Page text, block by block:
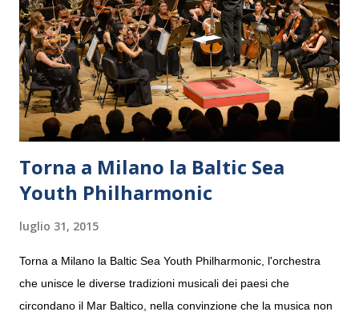
Torna a Milano la Baltic Sea
Youth Philharmonic
luglio 31, 2015
Torna a Milano la Baltic Sea Youth Philharmonic, l'orchestra
che unisce le diverse tradizioni musicali dei paesi che
circondano il Mar Baltico, nella convinzione che la musica non